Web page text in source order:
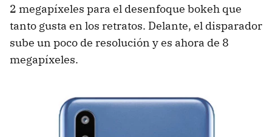
2 megapíxeles para el desenfoque bokeh que
tanto gusta en los retratos. Delante, el disparador
sube un poco de resolución y es ahora de 8
megapíxeles.